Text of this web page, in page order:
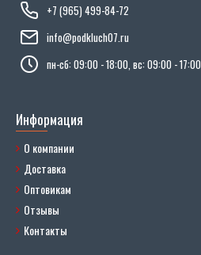
+7 (965) 499-84-72
info@podkluch07.ru
пн-сб: 09:00 - 18:00, вс: 09:00 - 17:00
Информация
О компании
Доставка
Оптовикам
Отзывы
Контакты